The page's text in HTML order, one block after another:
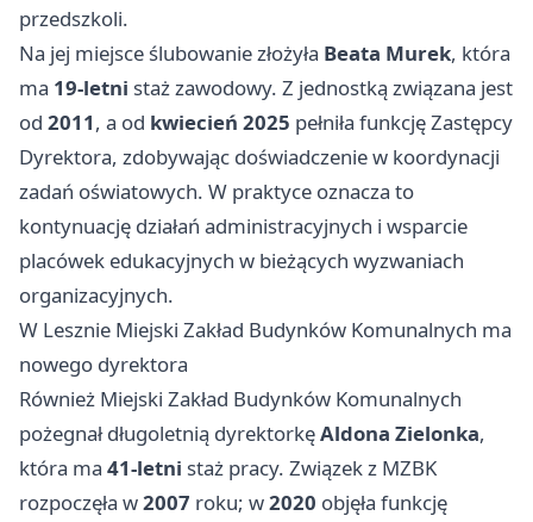
przedszkoli.
Na jej miejsce ślubowanie złożyła Beata Murek, która
ma 19-letni staż zawodowy. Z jednostką związana jest
od 2011, a od kwiecień 2025 pełniła funkcję Zastępcy
Dyrektora, zdobywając doświadczenie w koordynacji
zadań oświatowych. W praktyce oznacza to
kontynuację działań administracyjnych i wsparcie
placówek edukacyjnych w bieżących wyzwaniach
organizacyjnych.
W Lesznie Miejski Zakład Budynków Komunalnych ma
nowego dyrektora
Również Miejski Zakład Budynków Komunalnych
pożegnał długoletnią dyrektorkęAldona Zielonka,
która ma 41-letni staż pracy. Związek z MZBK
rozpoczęła w2007 roku; w2020 objęła funkcję